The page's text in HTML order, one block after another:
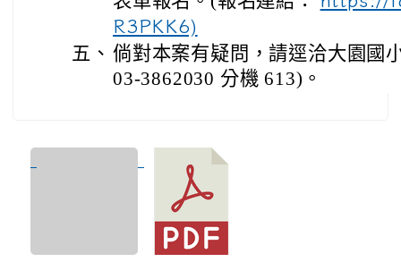
R3PKK6)
五、 倘對本案有疑問，請逕洽大園國
03-3862030 分機 613)。